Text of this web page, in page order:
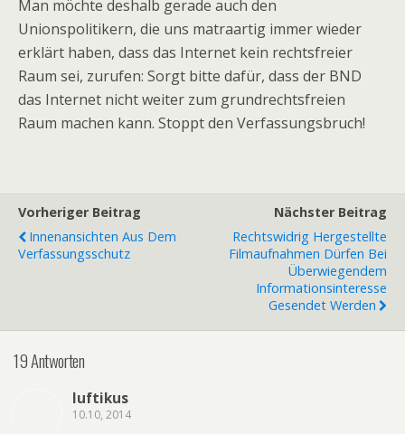
Man möchte deshalb gerade auch den
Unionspolitikern, die uns matraartig immer wieder
erklärt haben, dass das Internet kein rechtsfreier
Raum sei, zurufen: Sorgt bitte dafür, dass der BND
das Internet nicht weiter zum grundrechtsfreien
Raum machen kann. Stoppt den Verfassungsbruch!
Vorheriger Beitrag
Innenansichten Aus Dem
Verfassungsschutz
Nächster Beitrag
Rechtswidrig Hergestellte
Filmaufnahmen Dürfen Bei
Überwiegendem
Informationsinteresse
Gesendet Werden
19 Antworten
luftikus
10.10, 2014